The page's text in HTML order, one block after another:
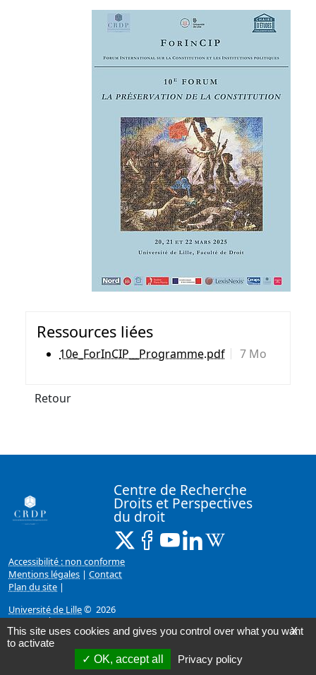
Ressources liées
10e_ForInCIP__Programme.pdf 7 Mo
Retour
Centre de Recherche
Droits et Perspectives
du droit
X ( Nouvelle fenêtre)
Facebook ( Nouvelle fenêtre)
Youtube ( Nouvelle
Linkedin ( Nouvelle
Accessibilité : non conforme
Mentions légales | Contact
Plan du site |
Université de Lille© 2026
Page mise à jour le 15/02/2023 (10:59)
X
This site uses cookies and gives you control over what you want
to activate
OK, accept all
Privacy policy